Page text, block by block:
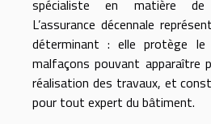
spécialiste en matière de
L’assurance décennale
déterminant : elle protège le
malfaçons pouvant apparaître
réalisation des travaux, et
pour tout expert du bâtiment.